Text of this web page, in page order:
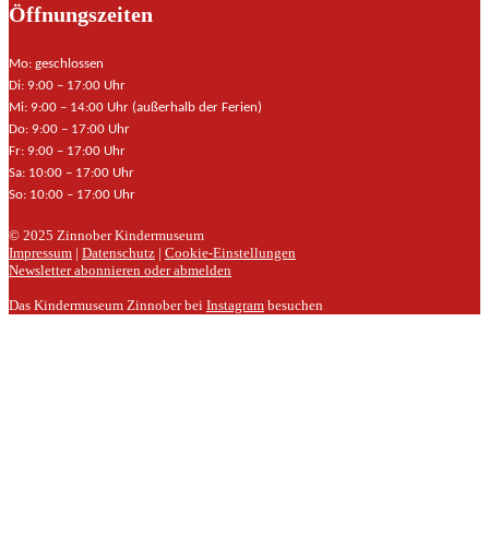
Öffnungszeiten
Mo: geschlossen
Di: 9:00 – 17:00 Uhr
Mi: 9:00 – 14:00 Uhr (außerhalb der Ferien)
Do: 9:00 – 17:00 Uhr
Fr: 9:00 – 17:00 Uhr
Sa: 10:00 – 17:00 Uhr
So: 10:00 – 17:00 Uhr
© 2025 Zinnober Kindermuseum
Impressum | Datenschutz | Cookie-Einstellungen
Newsletter abonnieren oder abmelden
Das Kindermuseum Zinnober bei Instagram besuchen